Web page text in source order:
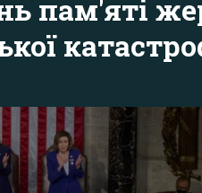
пам'яті